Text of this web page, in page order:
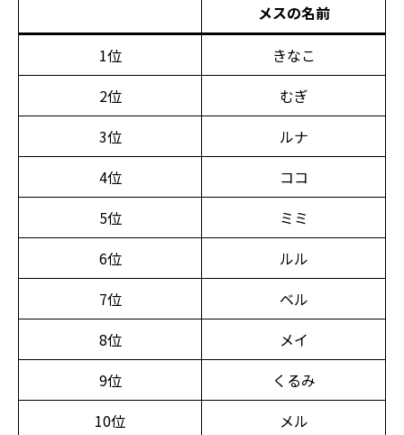
メスの名前
1位
きなこ
2位
むぎ
3位
ルナ
4位
ココ
5位
ミミ
6位
ルル
7位
ベル
8位
メイ
9位
くるみ
10位
メル